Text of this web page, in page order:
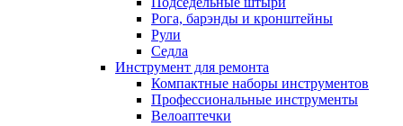
Рога, барэнды и кронштейны
Рули
Седла
Инструмент для ремонта
Компактные наборы инструментов
Профессиональные инструменты
Велоаптечки